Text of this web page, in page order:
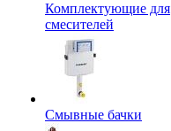
Комплектующие для
смесителей
Смывные бачки